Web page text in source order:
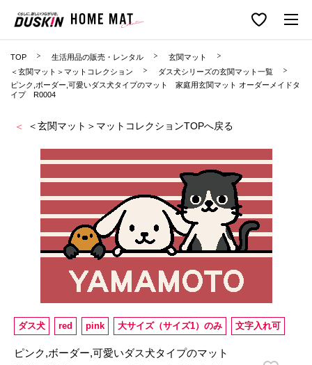
TOP 生活用品の販売・レンタル
玄関マット
＜玄関マット＞マットコレクション
ダス犬シリーズの玄関マット一覧
ピンク,ボーダー,可愛いダス犬タイプのマット 家庭用玄関マット オーダーメイドタ
イプ R0004
＜玄関マット＞マットコレクションTOPへ戻る
ダス犬 red pink 大サイズ（サイズ1）のみ 文字入れ可
ピンク,ボーダー,可愛いダス犬タイプのマット